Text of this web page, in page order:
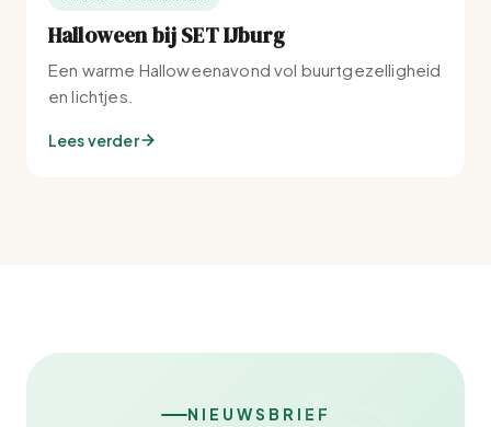
Halloween bij SET IJburg
Een warme Halloweenavond vol buurtgezelligheid
en lichtjes.
Lees verder
NIEUWSBRIEF